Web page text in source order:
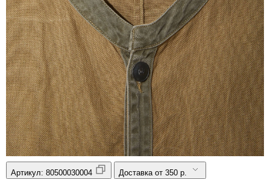
Артикул: 80500030004 Доставка от 350 р.